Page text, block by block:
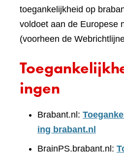
toegankelijkheid op
voldoet aan de Europese
(voorheen de
ingen
Brabant.nl:
ing brabant.nl
BrainPS.brabant.nl: